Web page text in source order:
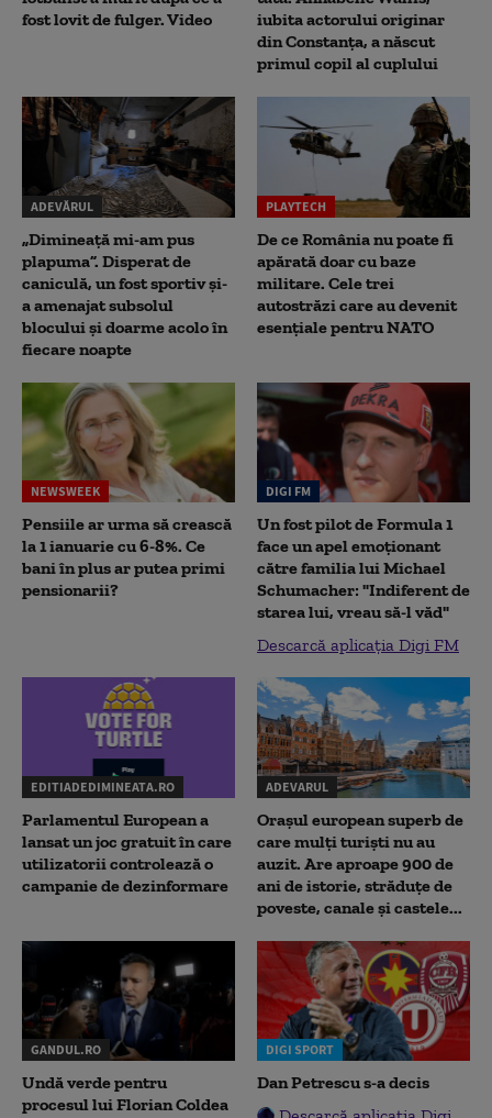
fost lovit de fulger. Video
iubita actorului originar
din Constanța, a născut
primul copil al cuplului
ADEVĂRUL
„Dimineață mi-am pus
plapuma”. Disperat de
caniculă, un fost sportiv și-
a amenajat subsolul
blocului și doarme acolo în
fiecare noapte
PLAYTECH
De ce România nu poate fi
apărată doar cu baze
militare. Cele trei
autostrăzi care au devenit
esențiale pentru NATO
NEWSWEEK
Pensiile ar urma să crească
la 1 ianuarie cu 6-8%. Ce
bani în plus ar putea primi
pensionarii?
DIGI FM
Un fost pilot de Formula 1
face un apel emoționant
către familia lui Michael
Schumacher: "Indiferent de
starea lui, vreau să-l văd"
Descarcă aplicația Digi FM
EDITIADEDIMINEATA.RO
Parlamentul European a
lansat un joc gratuit în care
utilizatorii controlează o
campanie de dezinformare
ADEVARUL
Orașul european superb de
care mulți turiști nu au
auzit. Are aproape 900 de
ani de istorie, străduțe de
poveste, canale și castele...
GANDUL.RO
Undă verde pentru
procesul lui Florian Coldea
DIGI SPORT
Dan Petrescu s-a decis